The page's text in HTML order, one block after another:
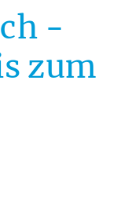
-
zum